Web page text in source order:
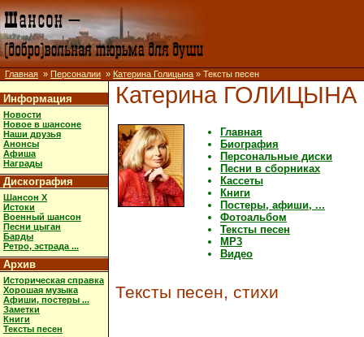
Главная » Персоналии » Катерина Голицына » Тексты песен
Информация
Новости
Новое в шансоне
Наши друзья
Анонсы
Афиша
Награды
Дискография
Шансон X
Истоки
Военный шансон
Песни цыган
Барды
Ретро, эстрада ...
Архив
Историческая справка
Хорошая музыка
Афиши, постеры ...
Заметки
Книги
Тексты песен
Катерина ГОЛИЦЫНА
Главная
Биография
Персональные диски
Песни в сборниках
Кассеты
Книги
Постеры, афиши, ...
Фотоальбом
Тексты песен
MP3
Видео
Тексты песен, стихи